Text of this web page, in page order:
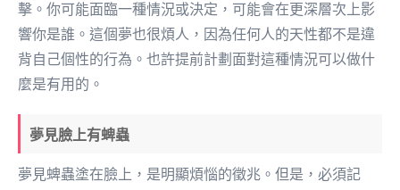
擊。你可能面臨一種情況或決定，可能會在更深層次上影
響你是誰。這個夢也很煩人，因為任何人的天性都不是違
背自己個性的行為。也許提前計劃面對這種情況可以做什
麼是有用的。
夢見臉上有蜱蟲
夢見蜱蟲塗在臉上，是明顯煩惱的徵兆。但是，必須記